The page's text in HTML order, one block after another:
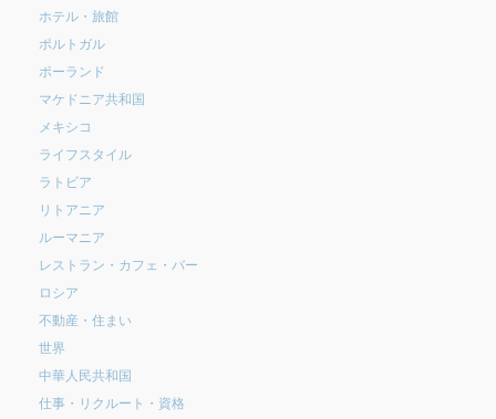
ホテル・旅館
ポルトガル
ポーランド
マケドニア共和国
メキシコ
ライフスタイル
ラトビア
リトアニア
ルーマニア
レストラン・カフェ・バー
ロシア
不動産・住まい
世界
中華人民共和国
仕事・リクルート・資格